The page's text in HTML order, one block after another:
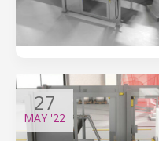
27
MAY '22